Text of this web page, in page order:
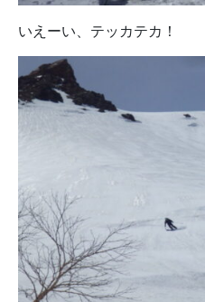
いえーい、テッカテカ！